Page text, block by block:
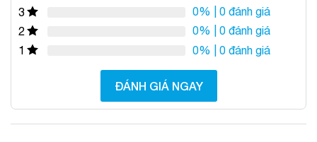
3
0% | 0 đánh giá
2
0% | 0 đánh giá
1
0% | 0 đánh giá
ĐÁNH GIÁ NGAY